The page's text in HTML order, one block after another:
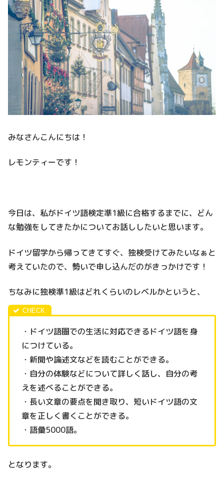
みなさんこんにちは！
レモンティーです！
今日は、私がドイツ語検定準1級に合格するまでに、どん
な勉強をしてきたかについてお話ししたいと思います。
ドイツ留学から帰ってきてすぐ、独検受けてみたいなぁと
考えていたので、勢いで申し込んだのがきっかけです！
ちなみに独検準1級はどれくらいのレベルかというと、
・ドイツ語圏での生活に対応できるドイツ語を身
につけている。
・新聞や論述文などを読むことができる。
・自分の体験などについて詳しく話し、自分の考
えを述べることができる。
・長い文章の要点を聞き取り、短いドイツ語の文
章を正しく書くことができる。
・語彙5000語。
となります。